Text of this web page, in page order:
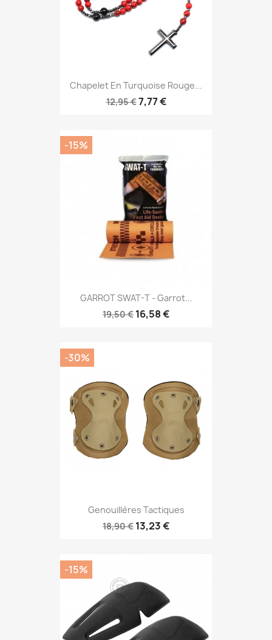
Chapelet En Turquoise Rouge...
12,95 €7,77 €
GARROT SWAT-T - Garrot...
19,50 € 16,58 €
-15%
Genouillères Tactiques
18,90 € 13,23 €
-30%
-15%